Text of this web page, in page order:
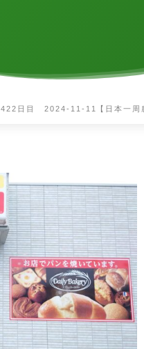
422日目 2024-11-11【日本一周